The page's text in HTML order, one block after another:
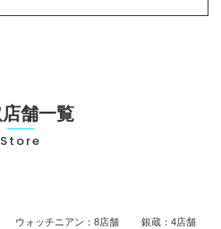
舗一覧
Store
ウォッチニアン：8店舗 銀蔵：4店舗